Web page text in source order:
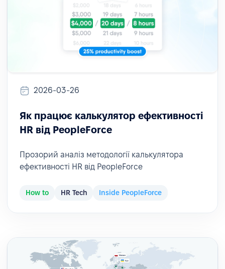
2026-03-26
Як працює калькулятор ефективності
HR від PeopleForce
Прозорий аналіз методології калькулятора
ефективності HR від PeopleForce
How to HR Tech Inside PeopleForce